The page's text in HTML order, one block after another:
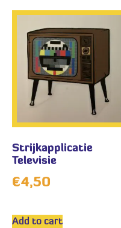
Strijkapplicatie
Televisie
€4,50
Add to cart